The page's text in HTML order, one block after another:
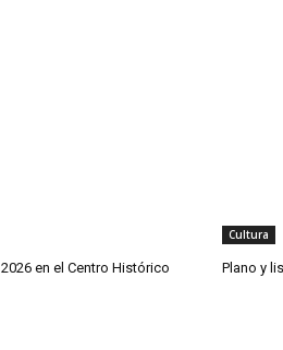
en el Centro Histórico
Cultura
Plano y